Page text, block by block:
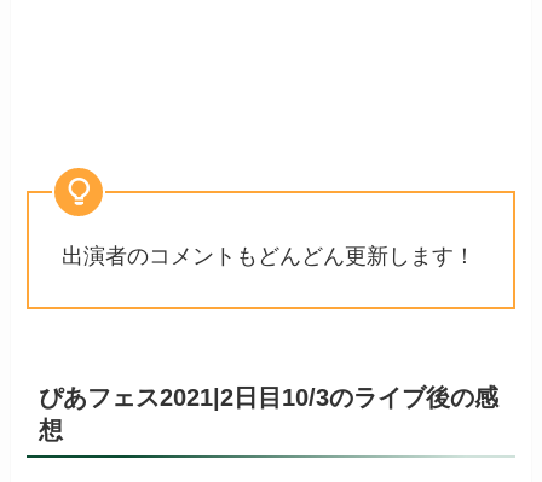
出演者のコメントもどんどん更新します！
ぴあフェス2021|2日目10/3のライブ後の感
想